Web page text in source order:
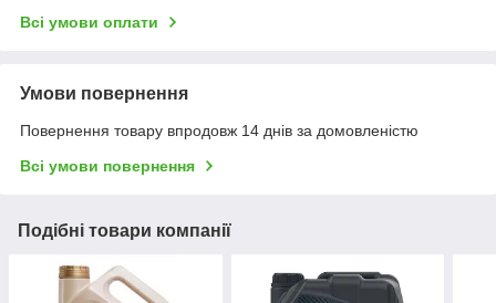
Всі умови оплати
Умови повернення
Повернення товару впродовж 14 днів за домовленістю
Всі умови повернення
Подібні товари компанії